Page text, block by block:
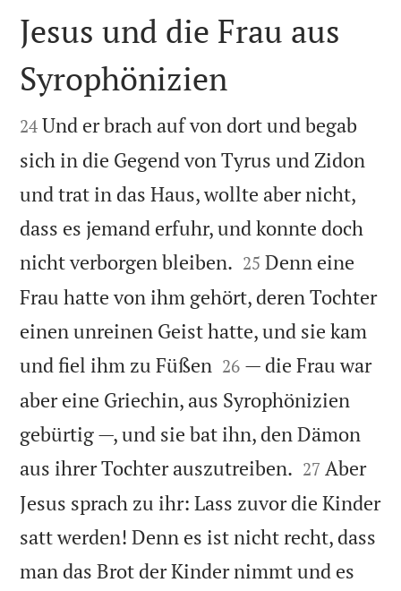

Jesus und die Frau aus
Syrophönizien

24 Und er brach auf von dort und begab
sich in die Gegend von Tyrus und Zidon
und trat in das Haus, wollte aber nicht,
dass es jemand erfuhr, und konnte doch
nicht verborgen bleiben. 

25 Denn eine
Frau hatte von ihm gehört, deren Tochter
einen unreinen Geist hatte, und sie kam
und fiel ihm zu Füßen 

26 — die Frau war
aber eine Griechin, aus Syrophönizien
gebürtig —, und sie bat ihn, den Dämon
aus ihrer Tochter auszutreiben. 

27 Aber
Jesus sprach zu ihr: Lass zuvor die Kinder
satt werden! Denn es ist nicht recht, dass
man das Brot der Kinder nimmt und es